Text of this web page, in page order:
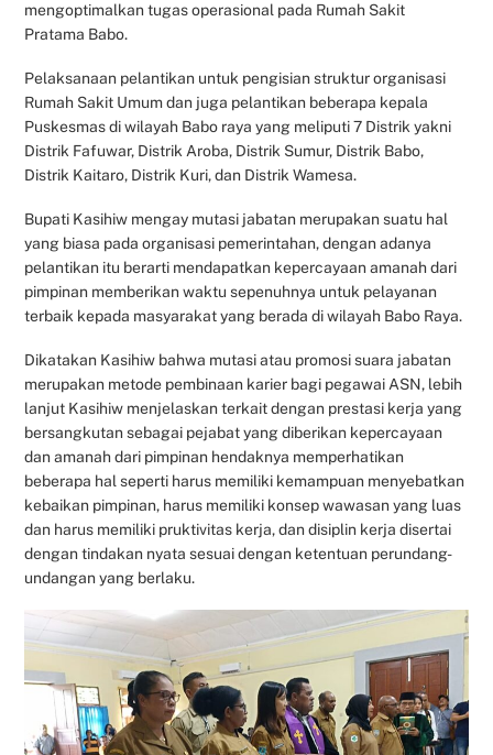
mengoptimalkan tugas operasional pada Rumah Sakit
Pratama Babo.
Pelaksanaan pelantikan untuk pengisian struktur organisasi
Rumah Sakit Umum dan juga pelantikan beberapa kepala
Puskesmas di wilayah Babo raya yang meliputi 7 Distrik yakni
Distrik Fafuwar, Distrik Aroba, Distrik Sumur, Distrik Babo,
Distrik Kaitaro, Distrik Kuri, dan Distrik Wamesa.
Bupati Kasihiw mengay mutasi jabatan merupakan suatu hal
yang biasa pada organisasi pemerintahan, dengan adanya
pelantikan itu berarti mendapatkan kepercayaan amanah dari
pimpinan memberikan waktu sepenuhnya untuk pelayanan
terbaik kepada masyarakat yang berada di wilayah Babo Raya.
Dikatakan Kasihiw bahwa mutasi atau promosi suara jabatan
merupakan metode pembinaan karier bagi pegawai ASN, lebih
lanjut Kasihiw menjelaskan terkait dengan prestasi kerja yang
bersangkutan sebagai pejabat yang diberikan kepercayaan
dan amanah dari pimpinan hendaknya memperhatikan
beberapa hal seperti harus memiliki kemampuan menyebatkan
kebaikan pimpinan, harus memiliki konsep wawasan yang luas
dan harus memiliki pruktivitas kerja, dan disiplin kerja disertai
dengan tindakan nyata sesuai dengan ketentuan perundang-
undangan yang berlaku.